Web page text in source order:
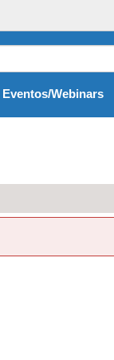
Eventos/Webinars